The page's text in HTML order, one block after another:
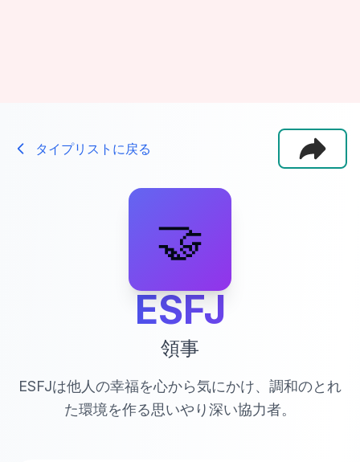
タイプリストに戻る
🤝
ESFJ
領事
ESFJは他人の幸福を心から気にかけ、調和のとれ
た環境を作る思いやり深い協力者。